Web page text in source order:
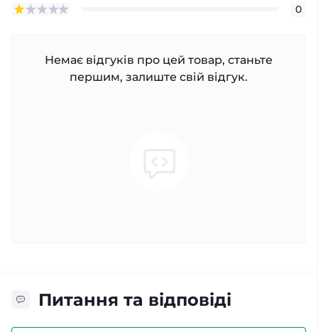
0
Немає відгуків про цей товар, станьте
першим, залиште свій відгук.
Питання та відповіді